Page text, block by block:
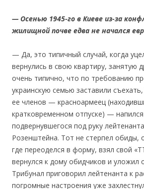
— Осенью 1945-го в Киеве из-за
жилищной почве едва не начался
— Да, это типичный случай, когда
вернулись в свою квартиру, занятую
очень типично, что по требованию
украинскую семью заставили
ее членов — красноармеец
кратковременном отпуске) —
подвернувшегося под руку
Розенштейна. Тот не стерпел обиды,
где переоделся в форму, взял свой
вернулся к дому обидчиков и уложил
Трибунал приговорил лейтенанта к
погромные настроения уже